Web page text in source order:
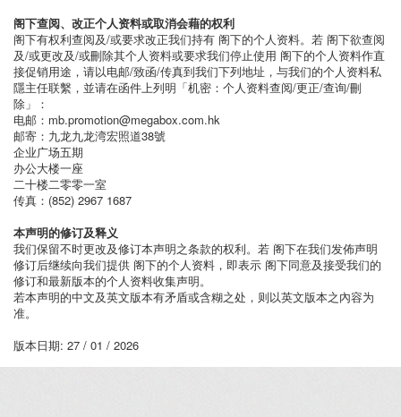
阁下查阅、改正个人资料或取消会藉的权利
阁下有权利查阅及/或要求改正我们持有 阁下的个人资料。若 阁下欲查阅
及/或更改及/或刪除其个人资料或要求我们停止使用 阁下的个人资料作直
接促销用途，请以电邮/致函/传真到我们下列地址，与我们的个人资料私
隱主任联繫，並请在函件上列明「机密：个人资料查阅/更正/查询/刪
除」：
电邮：mb.promotion@megabox.com.hk
邮寄：九龙九龙湾宏照道38號
企业广场五期
办公大楼一座
二十楼二零零一室
传真：(852) 2967 1687
本声明的修订及释义
我们保留不时更改及修订本声明之条款的权利。若 阁下在我们发佈声明
修订后继续向我们提供 阁下的个人资料，即表示 阁下同意及接受我们的
修订和最新版本的个人资料收集声明。
若本声明的中文及英文版本有矛盾或含糊之处，则以英文版本之內容为
准。
版本日期: 27 / 01 / 2026